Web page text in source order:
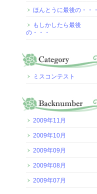
ほんとうに最後の・・・
もしかしたら最後
の・・・
ミスコンテスト
2009年11月
2009年10月
2009年09月
2009年08月
2009年07月